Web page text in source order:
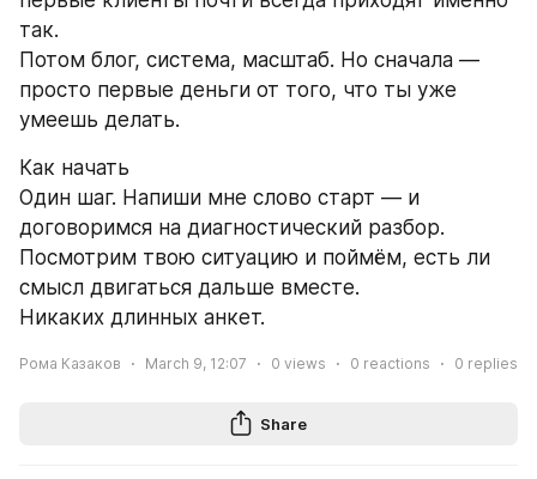
так.
Потом блог, система, масштаб. Но сначала —
просто первые деньги от того, что ты уже
умеешь делать.
Как начать
Один шаг. Напиши мне слово старт — и
договоримся на диагностический разбор.
Посмотрим твою ситуацию и поймём, есть ли
смысл двигаться дальше вместе.
Никаких длинных анкет.
Рома Казаков March 9, 12:07 0 views 0 reactions 0 replies
Share